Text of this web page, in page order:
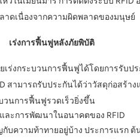
าดเนื่องจากความผิดพลาดของมนุษย์
เร่งการฟื้นฟูหลังภัยพิบัติ
งกระบวนการฟื้นฟูได้โดยการรับ
ามารถรับประกันได้ว่าวัสดุก่อสร้
วนการฟื้นฟูรวดเร็วยิ่งขึ้น
ละการพัฒนาในอนาคตของ RFID
บความท้าทายอยู่บ้าง ประการแรก